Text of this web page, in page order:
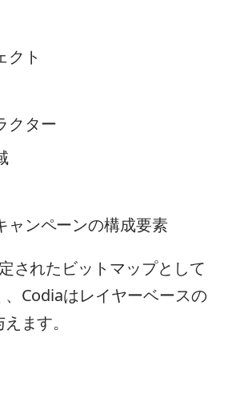
クト
クター
ャンペーンの構成要素
されたビットマップとして
Codiaはレイヤーベースの
ます。